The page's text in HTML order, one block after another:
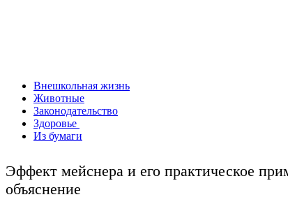
Внешкольная жизнь
Животные
Законодательство
Здоровье
Из бумаги
Эффект мейснера и его практическое
объяснение